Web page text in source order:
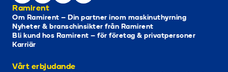
Ramirent
Om Ramirent – Din partner inom maskinuthyrning
Nyheter & branschinsikter från Ramirent
Bli kund hos Ramirent – för företag & privatpersoner
Karriär
Vårt erbjudande